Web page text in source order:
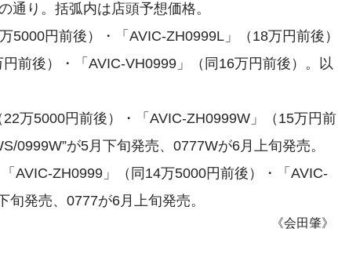
通り。括弧内は店頭予想価格。
5000円前後）・「AVIC-ZH0999L」（18万円前後）
前後）・「AVIC-VH0999」（同16万円前後）。以
万5000円前後）・「AVIC-ZH0999W」（15万円前
0999W”が5月下旬発売、0777Wが6月上旬発売。
AVIC-ZH0999」（同14万5000円前後）・「AVIC-
発売、0777が6月上旬発売。
《会田肇》